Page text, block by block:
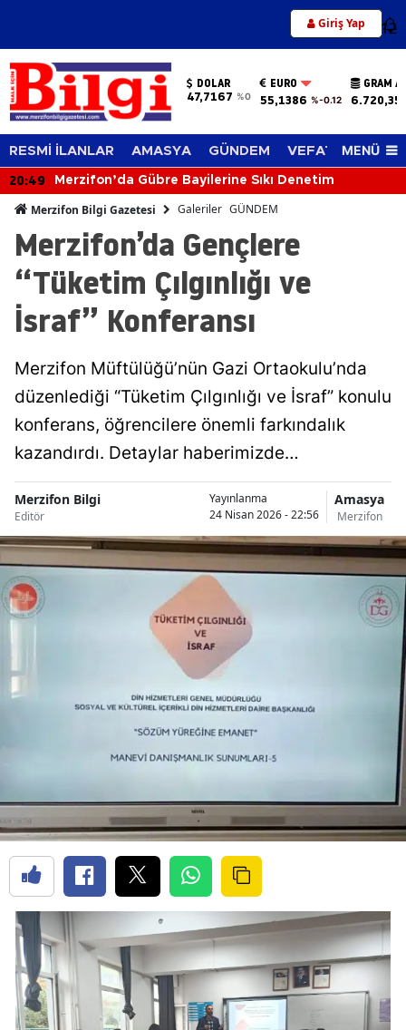
Giriş Yap 12
DOLAR
47,7167 %0
EURO
55,1386 %-0.12
GRAM
6.720,35
RESMİ İLANLAR AMASYA GÜNDEM VEFAT EDENLER
MENÜ
20:10 Tahtasız’tan Yol İsyanı: “Sözler Unutuldu!”
Merzifon Bilgi Gazetesi Galeriler GÜNDEM
Merzifon’da Gençlere
“Tüketim Çılgınlığı ve
İsraf” Konferansı
Merzifon Müftülüğü’nün Gazi Ortaokulu’nda
düzenlediği “Tüketim Çılgınlığı ve İsraf” konulu
konferans, öğrencilere önemli farkındalık
kazandırdı. Detaylar haberimizde…
Merzifon Bilgi
Editör
Yayınlanma
24 Nisan 2026 - 22:56
Amasya
Merzifon